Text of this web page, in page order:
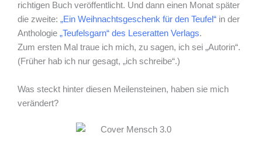
richtigen Buch veröffentlicht. Und dann einen Monat später
die zweite: „Ein Weihnachtsgeschenk für den Teufel“ in der
Anthologie „Teufelsgarn“ des Leseratten Verlags.
Zum ersten Mal traue ich mich, zu sagen, ich sei „Autorin“.
(Früher hab ich nur gesagt, „ich schreibe“.)
Was steckt hinter diesen Meilensteinen, haben sie mich
verändert?